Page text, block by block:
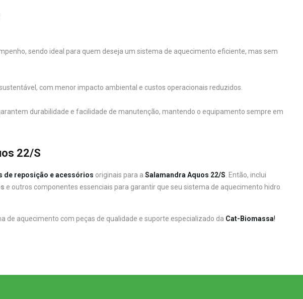
sendo ideal para quem deseja um sistema de aquecimento eficiente, mas sem
com menor impacto ambiental e custos operacionais reduzidos.
durabilidade e facilidade de manutenção, mantendo o equipamento sempre em
22/S
de reposição e acessórios originais para a Salamandra Aquos 22/S. Então, inclui
e outros componentes essenciais para garantir que seu sistema de aquecimento hidro
de aquecimento com peças de qualidade e suporte especializado da Cat-Biomassa!